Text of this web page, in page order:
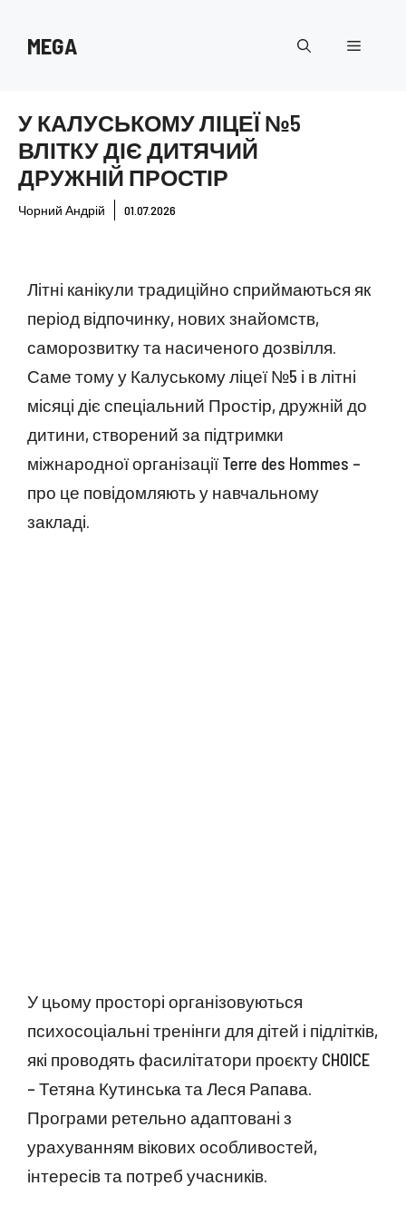
MEGA Меню
У КАЛУСЬКОМУ ЛІЦЕЇ №5
ВЛІТКУ ДІЄ ДИТЯЧИЙ
ДРУЖНІЙ ПРОСТІР
Чорний Андрій 01.07.2026
Літні канікули традиційно сприймаються як
період відпочинку, нових знайомств,
саморозвитку та насиченого дозвілля.
Саме тому у Калуському ліцеї №5 і в літні
місяці діє спеціальний Простір, дружній до
дитини, створений за підтримки
міжнародної організації Terre des Hommes –
про це повідомляють у навчальному
закладі.
У цьому просторі організовуються
психосоціальні тренінги для дітей і підлітків,
які проводять фасилітатори проєкту CHOICE
– Тетяна Кутинська та Леся Рапава.
Програми ретельно адаптовані з
урахуванням вікових особливостей,
інтересів та потреб учасників.